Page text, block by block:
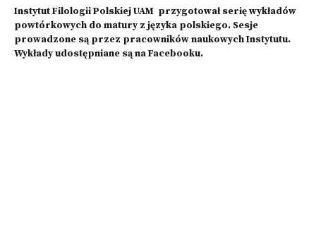
Instytut Filologii Polskiej UAM przygotował serię wykładów
powtórkowych do matury z języka polskiego. Sesje
prowadzone są przez pracowników naukowych Instytutu.
Wykłady udostępniane są na Facebooku.